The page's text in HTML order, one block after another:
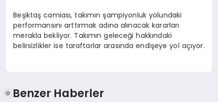
Beşiktaş camiası, takımın şampiyonluk yolundaki
performansını arttırmak adına alınacak kararları
merakla bekliyor. Takımın geleceği hakkındaki
belirsizlikler ise taraftarlar arasında endişeye yol açıyor.
Benzer Haberler